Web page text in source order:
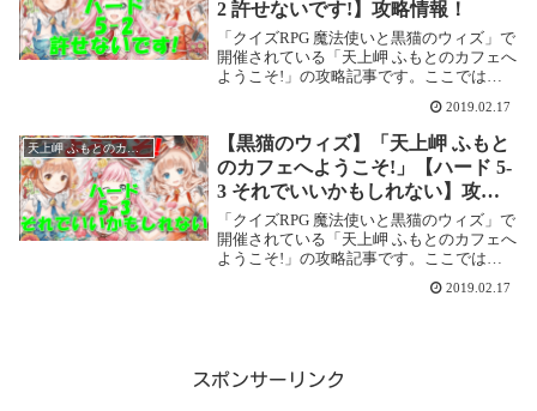
2 許せないです!】攻略情報！
「クイズRPG 魔法使いと黒猫のウィズ」で
開催されている「天上岬 ふもとのカフェへ
ようこそ!」の攻略記事です。ここでは
す。天上岬 ふもとのカフェへようこそ!
【ハード 5-2 許せないです!】基本情...
2019.02.17
天上岬 ふもとのカフェへようこそ!
【黒猫のウィズ】「天上岬 ふもと
のカフェへようこそ!」【ハード 5-
3 それでいいかもしれない】攻略
情報！
「クイズRPG 魔法使いと黒猫のウィズ」で
開催されている「天上岬 ふもとのカフェへ
ようこそ!」の攻略記事です。ここでは
攻略します。天上岬 ふもとのカフェへよう
2019.02.17
スポンサーリンク